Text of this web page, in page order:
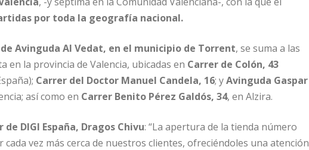
por toda la geografía nacional.
Avinguda Al Vedat, en el municipio de Torrent, se suma a las
en la provincia de Valencia, ubicadas en Carrer de Colón, 43
Carrer del Doctor Manuel Candela, 16; yAvinguda Gaspar
así como en Carrer Benito Pérez Galdós, 34, en Alzira.
DIGI España, Dragos Chivu: “La apertura de la tienda número
vez más cerca de nuestros clientes, ofreciéndoles una atención